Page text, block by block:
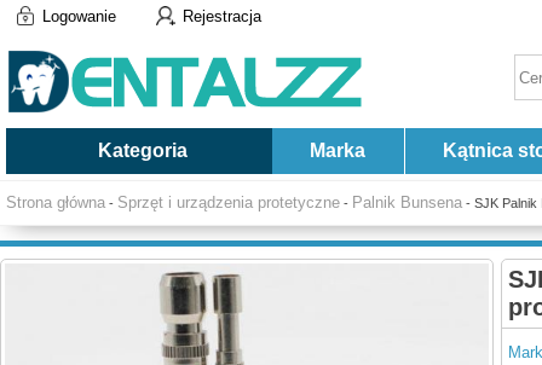
Logowanie Rejestracja
Kategoria Marka Kątnica
Strona główna - Sprzęt i urządzenia protetyczne - Palnik Bunsena - SJK Palnik